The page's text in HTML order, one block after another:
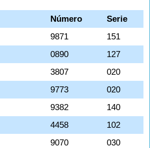
Número
Serie
9871
151
0890
127
3807
020
9773
020
9382
140
4458
102
9070
030